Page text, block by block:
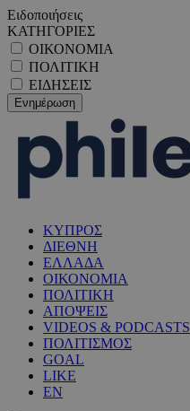
Ειδοποιήσεις
ΚΑΤΗΓΟΡΙΕΣ
ΟΙΚΟΝΟΜΙΑ
ΠΟΛΙΤΙΚΗ
ΕΙΔΗΣΕΙΣ
ΚΥΠΡΟΣ
ΔΙΕΘΝΗ
ΕΛΛΑΔΑ
ΟΙΚΟΝΟΜΙΑ
ΠΟΛΙΤΙΚΗ
ΑΠΟΨΕΙΣ
VIDEOS & PODCASTS
ΠΟΛΙΤΙΣΜΟΣ
GOAL
LIKE
EN